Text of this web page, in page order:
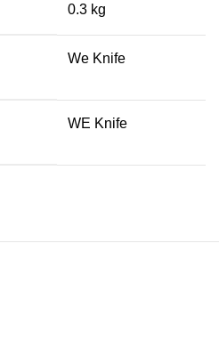
0.3 kg
We Knife
WE Knife